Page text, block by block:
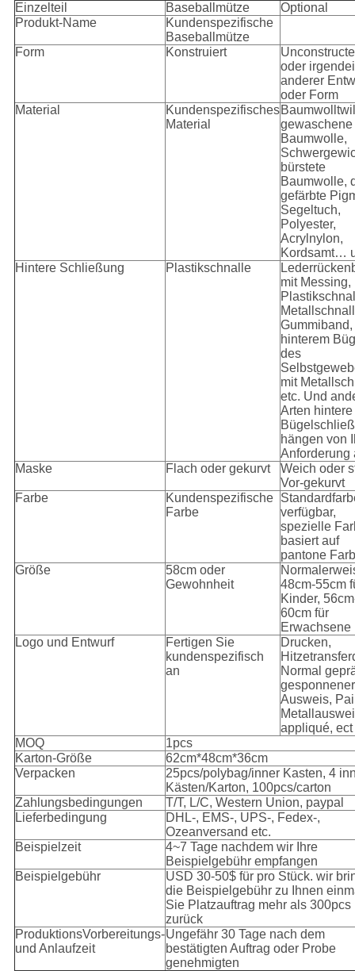
Einzelteil Baseballmütze
Optional
Produkt-Name
Kundenspezifische
Baseballmütze
Form
Konstruiert
oder
anderer
oder Form
Material
Kundenspezifisches
Material
gewaschene
Baumwolle,
bürstete
Baumwolle,
gefärbte
Segeltuch,
Polyester,
Acrylnylon,
Kordsamt…
Hintere Schließung
Plastikschnalle
mit Messing,
Gummiband,
hinterem
des
mit
etc. Und
Arten hintere
hängen von
Anforderung
Maske
Flach oder gekurvt
Weich oder
Vor-gekurvt
Farbe
Kundenspezifische
Farbe
verfügbar,
spezielle
basiert auf
pantone
Größe
58cm oder
Gewohnheit
48cm-55cm
Kinder,
60cm für
Erwachsene
Logo und Entwurf
Fertigen Sie
kundenspezifisch
an
Drucken,
Normal
gesponnener
Ausweis,
appliqué, ect
MOQ
1pcs
Karton-Größe
62cm*48cm*36cm
Verpacken
25pcs/polybag/inner Kasten, 4
Kästen/Karton, 100pcs/carton
Zahlungsbedingungen
T/T, L/C, Western Union, paypal
Lieferbedingung
DHL-, EMS-, UPS-, Fedex-,
Ozeanversand etc.
Beispielzeit
4~7 Tage nachdem wir Ihre
Beispielgebühr empfangen
Beispielgebühr
USD 30-50$ für pro Stück. wir
die Beispielgebühr zu Ihnen
Sie Platzauftrag mehr als 300pcs
zurück
ProduktionsVorbereitungs-
und Anlaufzeit
Ungefähr 30 Tage nach dem
bestätigten Auftrag oder Probe
genehmigten